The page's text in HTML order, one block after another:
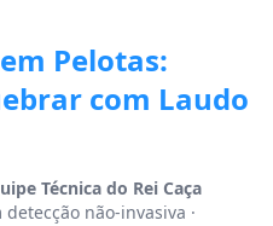
Pelotas:
com Laudo
Técnica do Rei Caça
detecção não-invasiva ·